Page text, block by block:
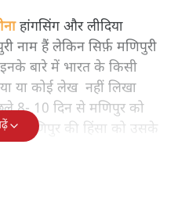
हांगसिंग और लीदिया
नाम हैं लेकिन सिर्फ़ मणिपुरी
बारे में भारत के किसी
या कोई लेख नहीं लिखा
8- 10 दिन से मणिपुर को
वह मणिपुर की हिंसा को उसके